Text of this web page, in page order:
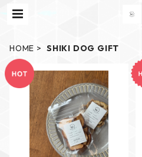
HOME SHIKI DOG GIFT